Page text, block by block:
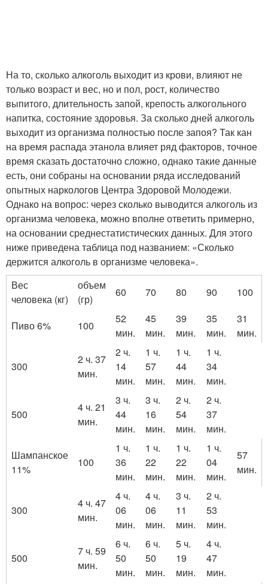
На то, сколько алкоголь выходит из крови, влияют не
только возраст и вес, но и пол, рост, количество
выпитого, длительность запой, крепость алкогольного
напитка, состояние здоровья. За сколько дней алкоголь
выходит из организма полностью после запоя? Так кан
на время распада этанола влияет ряд факторов, точное
время сказать достаточно сложно, однако такие данные
есть, они собраны на основании ряда исследований
опытных наркологов Центра Здоровой Молодежи.
Однако на вопрос: через сколько выводится алкоголь из
организма человека, можно вполне ответить примерно,
на основании среднестатистических данных. Для этого
ниже приведена таблица под названием: «Сколько
держится алкоголь в организме человека».
Вес
человека (кг)
объем
(гр)
60 70 80 90 100
Пиво 6% 100
52
мин.
45
мин.
39
мин.
35
мин.
31
мин.
300
2 ч. 37
мин.
2 ч.
14
мин.
1 ч.
57
мин.
1 ч.
44
мин.
1 ч.
34
мин.
500
4 ч. 21
мин.
3 ч.
44
мин.
3 ч.
16
мин.
2 ч.
54
мин.
2 ч.
37
мин.
Шампанское
11%
100
1 ч.
36
мин.
1 ч.
22
мин.
1 ч.
22
мин.
1 ч.
04
мин.
57
мин.
300
4 ч. 47
мин.
4 ч.
06
мин.
4 ч.
06
мин.
3 ч.
11
мин.
2 ч.
53
мин.
500
7 ч. 59
мин.
6 ч.
50
мин.
6 ч.
50
мин.
5 ч.
19
мин.
4 ч.
47
мин.